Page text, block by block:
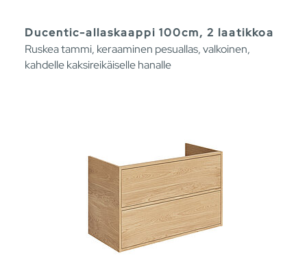
Ducentic-allaskaappi 100cm, 2 laatikkoa
Ruskea tammi, keraaminen pesuallas, valkoinen,
kahdelle kaksireikäiselle hanalle